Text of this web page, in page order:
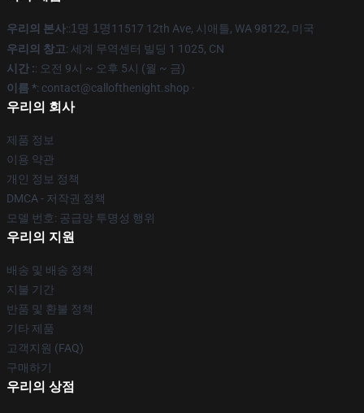
우리의 본사::1명 1명11517 12th Ave, 시애틀, WA 98122, 미국
우리의 창고: 세계 무역센터 빌딩 1 1025, CN
시간 :: 오전 9시 ~ 오후 5시 (월 ~ 금)
이름 *: contact@callofthenight.shop ·
우리의 회사
제품 정보
이용 약관
개인 정보 정책
DMCA - 저작권 정책
모델 번호: 공급망 투명성 행위
우리의 지원
배송 및 배송 정책
지불 기간
반품 및 환불 정책
기타 제품
고객지원 (FAQ)
구매하기
우리의 상점